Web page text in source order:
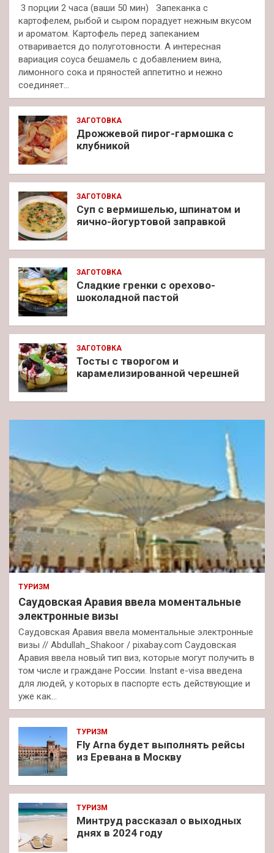
3 порции 2 часа (ваши 50 мин) Запеканка с
картофелем, рыбой и сыром порадует нежным вкусом
и ароматом. Картофель перед запеканием
отваривается до полуготовности. А интересная
вариация соуса бешамель с добавлением вина,
лимонного сока и пряностей аппетитно и нежно
соединяет…
ЗАГОТОВКА
Дрожжевой пирог-гармошка с
клубникой
ЗАГОТОВКА
Суп с вермишелью, шпинатом и
яично-йогуртовой заправкой
ЗАГОТОВКА
Сладкие гренки с орехово-
шоколадной пастой
ЗАГОТОВКА
Тосты с творогом и
карамелизированной черешней
ТУРИЗМ
Саудовская Аравия ввела моментальные
электронные визы
Саудовская Аравия ввела моментальные электронные
визы // Abdullah_Shakoor / pixabay.com Саудовская
Аравия ввела новый тип виз, которые могут получить в
том числе и граждане России. Instant e-visa введена
для людей, у которых в паспорте есть действующие и
уже как…
ТУРИЗМ
Fly Arna будет выполнять рейсы
из Еревана в Москву
ТУРИЗМ
Минтруд рассказал о выходных
днях в 2024 году